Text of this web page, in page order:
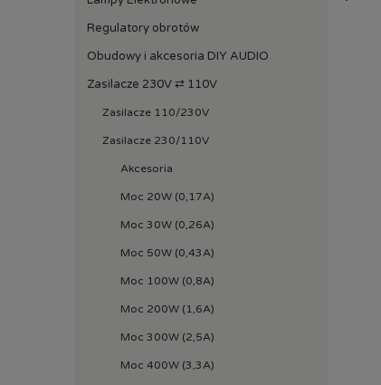
Regulatory obrotów
Obudowy i akcesoria DIY AUDIO
Zasilacze 230V ⇄ 110V
Zasilacze 110/230V
Zasilacze 230/110V
Akcesoria
Moc 20W (0,17A)
Moc 30W (0,26A)
Moc 50W (0,43A)
Moc 100W (0,8A)
Moc 200W (1,6A)
Moc 300W (2,5A)
Moc 400W (3,3A)